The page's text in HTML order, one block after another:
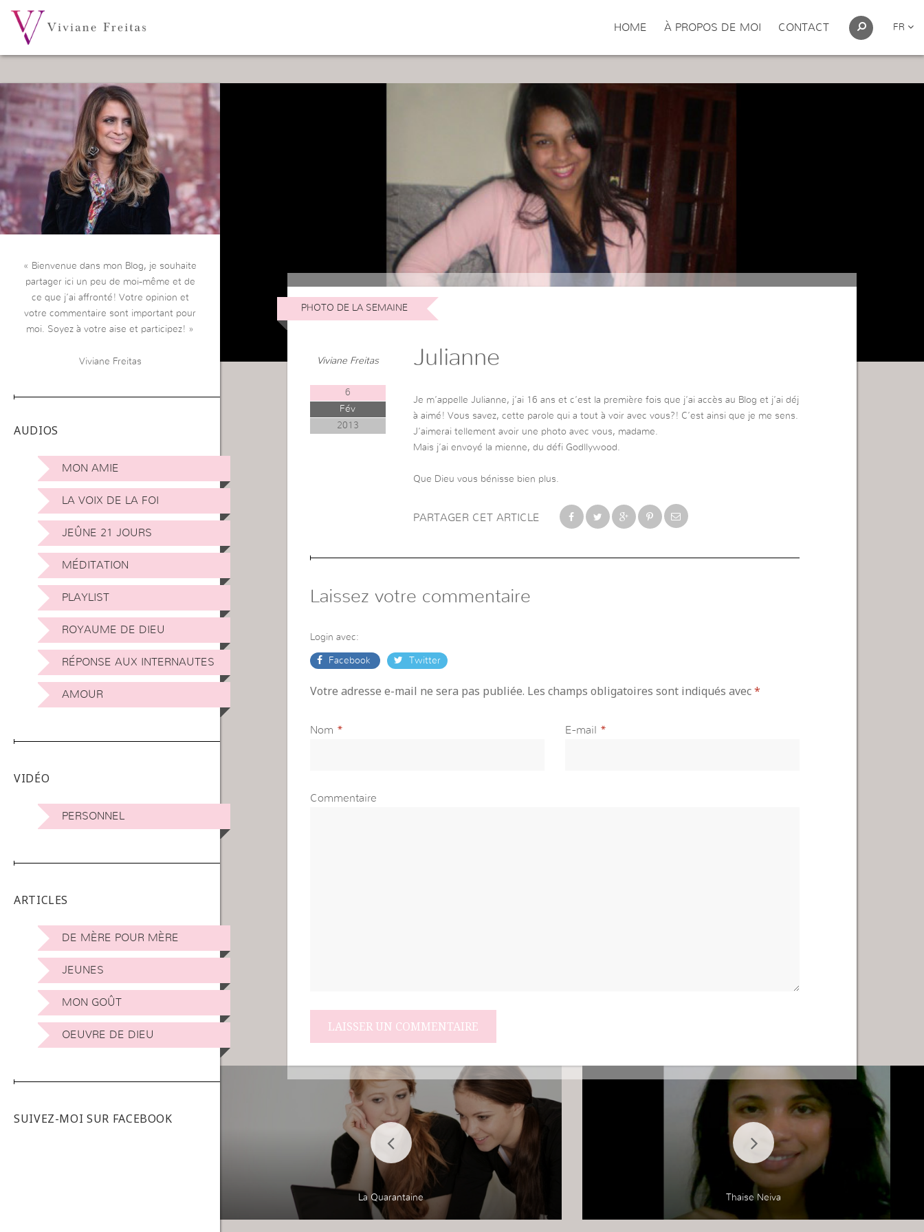
HOME À PROPOS DE MOI CONTACT FR
« Bienvenue dans mon Blog, je souhaite
partager ici un peu de moi-même et de
ce que j’ai affronté! Votre opinion et
votre commentaire sont important pour
moi. Soyez à votre aise et participez! »
Viviane Freitas
AUDIOS
MON AMIE
LA VOIX DE LA FOI
JEÛNE 21 JOURS
MÉDITATION
PLAYLIST
ROYAUME DE DIEU
RÉPONSE AUX INTERNAUTES
AMOUR
VIDÉO
PERSONNEL
ARTICLES
DE MÈRE POUR MÈRE
JEUNES
MON GOÛT
OEUVRE DE DIEU
SUIVEZ-MOI SUR FACEBOOK
PHOTO DE LA SEMAINE
Viviane Freitas
6
Fév
2013
Julianne
Je m’appelle Julianne, j’ai 16 ans et c’est la première fois que j’ai accès au Blog et j’ai déj
à aimé! Vous savez, cette parole qui a tout à voir avec vous?! C’est ainsi que je me sens.
J’aimerai tellement avoir une photo avec vous, madame.
Mais j’ai envoyé la mienne, du défi Godllywood.
Que Dieu vous bénisse bien plus.
PARTAGER CET ARTICLE
Laissez votre commentaire
Login avec:
Facebook Twitter
Votre adresse e-mail ne sera pas publiée. Les champs obligatoires sont indiqués avec*
Nom * E-mail *
Commentaire
La Quarantaine Thaise Neiva